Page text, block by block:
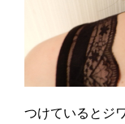
つけているとジ